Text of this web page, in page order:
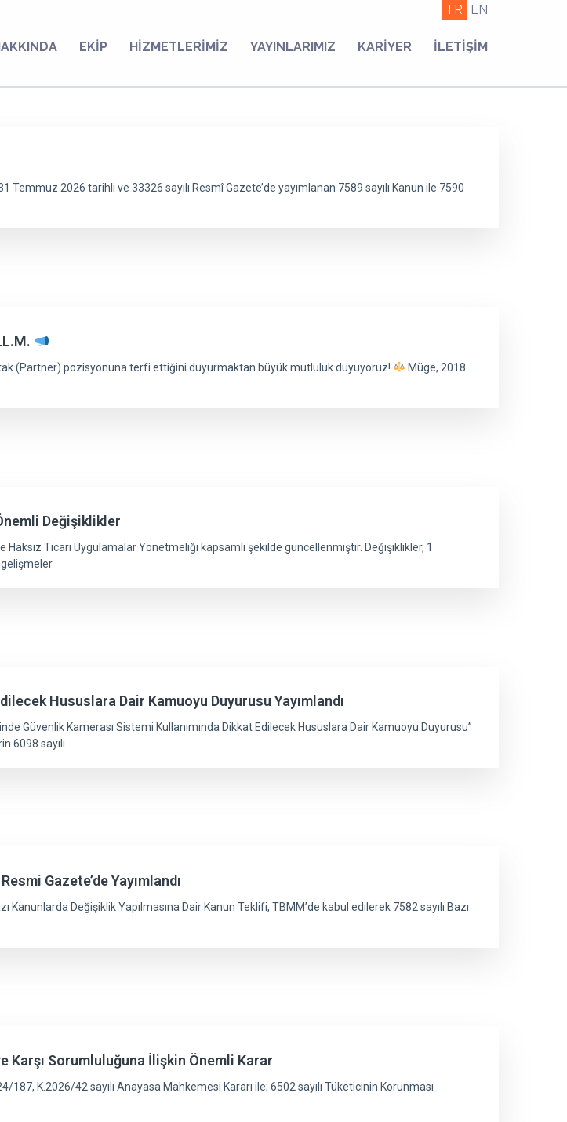
EKİP HİZMETLERİMİZ YAYINLARIMIZ KARİYER İLETİŞİM
TR EN
2026 tarihli ve 33326 sayılı Resmî Gazete’de yayımlanan 7589 sayılı Kanun ile 7590
(Partner) pozisyonuna terfi ettiğini duyurmaktan büyük mutluluk duyuyoruz!
Müge, 2018
Değişiklikler
Ticari Uygulamalar Yönetmeliği kapsamlı şekilde güncellenmiştir. Değişiklikler, 1
Hususlara Dair Kamuoyu Duyurusu Yayımlandı
Güvenlik Kamerası Sistemi Kullanımında Dikkat Edilecek Hususlara Dair Kamuoyu Duyurusu”
6098 sayılı
Gazete’de Yayımlandı
Değişiklik Yapılmasına Dair Kanun Teklifi, TBMM’de kabul edilerek 7582 sayılı Bazı
Karşı Sorumluluğuna İlişkin Önemli Karar
K.2026/42 sayılı Anayasa Mahkemesi Kararı ile; 6502 sayılı Tüketicinin Korunması